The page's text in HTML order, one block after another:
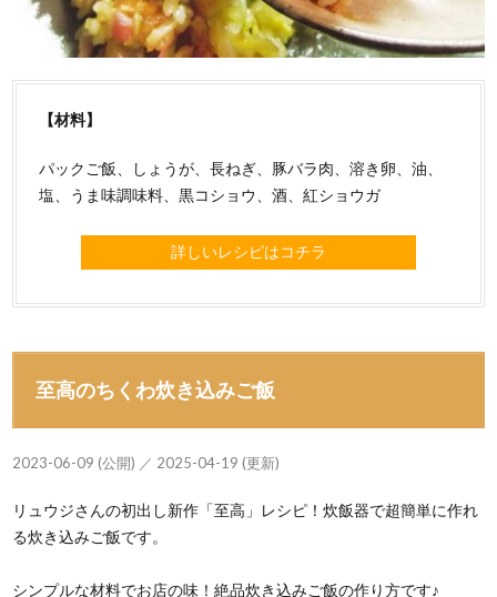
【材料】
パックご飯、しょうが、長ねぎ、豚バラ肉、溶き卵、油、
塩、うま味調味料、黒コショウ、酒、紅ショウガ
詳しいレシピはコチラ
至高のちくわ炊き込みご飯
2023-06-09 (公開) ／ 2025-04-19 (更新)
リュウジさんの初出し新作「至高」レシピ！炊飯器で超簡単に作れ
る炊き込みご飯です。
シンプルな材料でお店の味！絶品炊き込みご飯の作り方です♪